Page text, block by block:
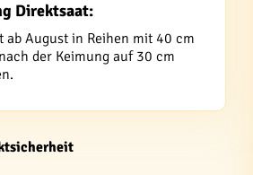
Direktsaat:
ab August in Reihen mit 40 cm
der Keimung auf 30 cm